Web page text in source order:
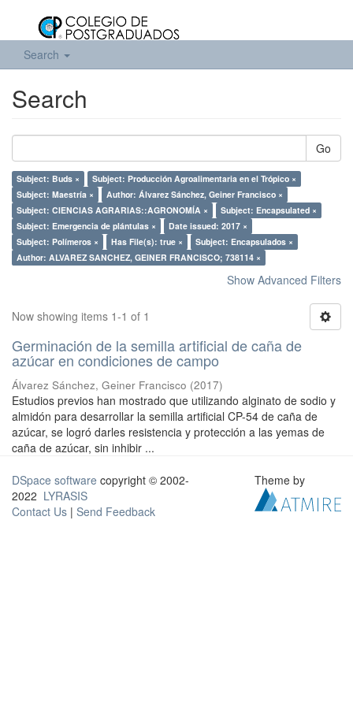
Search
Search
Go
Subject: Buds ×
Subject: Producción Agroalimentaria en el Trópico ×
Subject: Maestría ×
Author: Álvarez Sánchez, Geiner Francisco ×
Subject: CIENCIAS AGRARIAS::AGRONOMÍA ×
Subject: Encapsulated ×
Subject: Emergencia de plántulas ×
Date issued: 2017 ×
Subject: Polímeros ×
Has File(s): true ×
Subject: Encapsulados ×
Author: ALVAREZ SANCHEZ, GEINER FRANCISCO; 738114 ×
Show Advanced Filters
Now showing items 1-1 of 1
Germinación de la semilla artificial de caña de
azúcar en condiciones de campo
Álvarez Sánchez, Geiner Francisco (2017)
Estudios previos han mostrado que utilizando alginato de sodio y
almidón para desarrollar la semilla artificial CP-54 de caña de
azúcar, se logró darles resistencia y protección a las yemas de
caña de azúcar, sin inhibir ...
DSpace software copyright © 2002-
2022 LYRASIS
Contact Us | Send Feedback
Theme by